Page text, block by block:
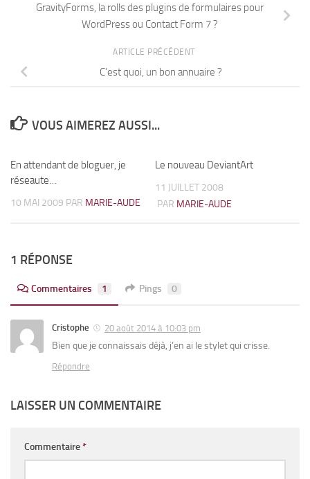
GravityForms, la rolls des plugins de formulaires pour
WordPress ou Contact Form 7 ?
ARTICLE PRÉCÉDENT
C’est quoi, un bon annuaire ?
VOUS AIMEREZ AUSSI...
En attendant de bloguer, je
réseaute…
10 MAI 2009 PAR MARIE-AUDE
Le nouveau DeviantArt
11 JUILLET 2008
PAR MARIE-AUDE
1 RÉPONSE
Commentaires 1 Pings 0
Cristophe 20 août 2014 à 10:03 pm
Bien que je connaissais déjà, j’en ai le stylet qui crisse.
Répondre
LAISSER UN COMMENTAIRE
Commentaire*